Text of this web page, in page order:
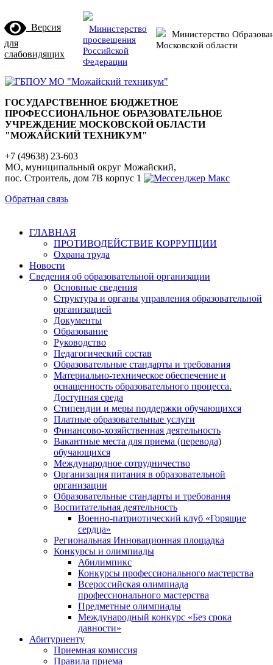
Версия
для
слабовидящих
Министерство
просвещения
Российской
Федерации
Министерство
Московской области
ГОСУДАРСТВЕННОЕ БЮДЖЕТНОЕ
ПРОФЕССИОНАЛЬНОЕ ОБРАЗОВАТЕЛЬНОЕ
УЧРЕЖДЕНИЕ МОСКОВСКОЙ ОБЛАСТИ
"МОЖАЙСКИЙ ТЕХНИКУМ"
+7 (49638) 23-603
МО, муниципальный округ Можайский,
пос. Строитель, дом 7В корпус 1
Обратная связь
ГЛАВНАЯ
ПРОТИВОДЕЙСТВИЕ КОРРУПЦИИ
Охрана труда
Новости
Сведения об образовательной организации
Основные сведения
Структура и органы управления образовательной
организацией
Документы
Образование
Руководство
Педагогический состав
Образовательные стандарты и требования
Материально-техническое обеспечение и
оснащенность образовательного процесса.
Доступная среда
Стипендии и меры поддержки обучающихся
Платные образовательные услуги
Финансово-хозяйственная деятельность
Вакантные места для приема (перевода)
обучающихся
Международное сотрудничество
Организация питания в образовательной
организации
Образовательные стандарты и требования
Воспитательная деятельность
Военно-патриотический клуб «Горящие
сердца»
Региональная Инновационная площадка
Конкурсы и олимпиады
Абилимпикс
Конкурсы профессионального мастерства
Всероссийская олимпиада
профессионального мастерства
Предметные олимпиады
Международный конкурс «Без срока
давности»
Абитуриенту
Приемная комиссия
Правила приема